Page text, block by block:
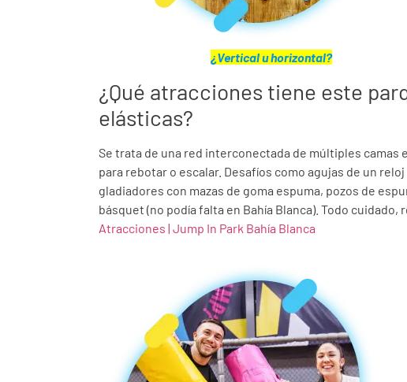
¿Vertical u horizontal?
¿Qué atracciones tiene este
elásticas?
Se trata de una red interconectada de múltiples camas
para rebotar o escalar. Desafíos como agujas de un
gladiadores con mazas de goma espuma, pozos de
básquet (no podía falta en Bahía Blanca). Todo
Atracciones | Jump In Park Bahía Blanca